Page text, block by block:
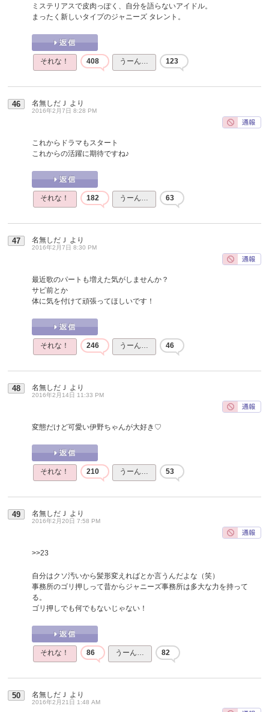
ミステリアスで皮肉っぽく、自分を語らないアイドル。
まったく新しいタイプのジャニーズ タレント。
それな！ 408 うーん… 123
46 名無しだＪ より
2016年2月7日 8:28 PM
これからドラマもスタート
これからの活躍に期待ですね♪
それな！ 182 うーん… 63
47 名無しだＪ より
2016年2月7日 8:30 PM
最近歌のパートも増えた気がしませんか？
サビ前とか
体に気を付けて頑張ってほしいです！
それな！ 246 うーん… 46
48 名無しだＪ より
2016年2月14日 11:33 PM
変態だけど可愛い伊野ちゃんが大好き♡
それな！ 210 うーん… 53
49 名無しだＪ より
2016年2月20日 7:58 PM
>>23
自分はクソ汚いから髪形変えればとか言うんだよな（笑）
事務所のゴリ押しって昔からジャニーズ事務所は多大な力を持って
る。
ゴリ押しでも何でもないじゃない！
それな！ 86 うーん… 82
50 名無しだＪ より
2016年2月21日 1:48 AM